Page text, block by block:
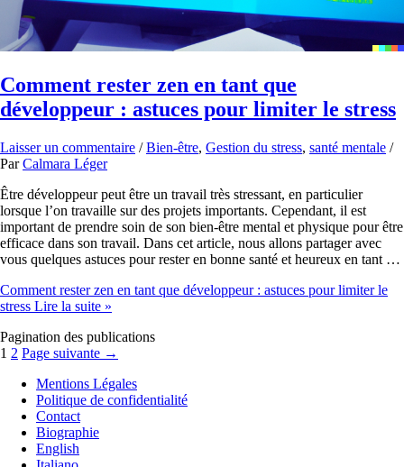
Comment rester zen en tant que
développeur : astuces pour limiter le stress
Laisser un commentaire /Bien-être, Gestion du stress, santé mentale /
ParCalmara Léger
Être développeur peut être un travail très stressant, en particulier
lorsque l’on travaille sur des projets importants. Cependant, il est
important de prendre soin de son bien-être mental et physique pour être
efficace dans son travail. Dans cet article, nous allons partager avec
vous quelques astuces pour rester en bonne santé et heureux en tant …
Comment rester zen en tant que développeur : astuces pour limiter le
stress Lire la suite »
Pagination des publications
1 2 Page suivante →
Mentions Légales
Politique de confidentialité
Contact
Biographie
English